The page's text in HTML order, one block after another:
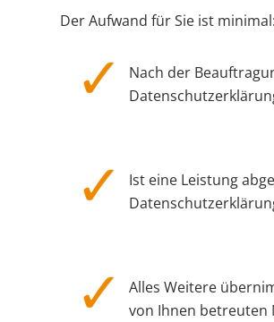
Der Aufwand für Sie ist minimal:
Nach der
Ist eine Leistung
Alles Weitere
von Ihnen betreuten